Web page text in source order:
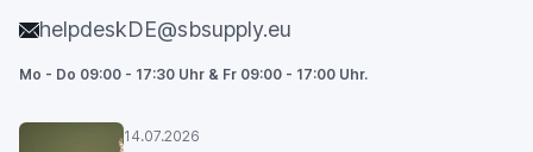
helpdeskDE@sbsupply.eu
Mo - Do 09:00 - 17:30 Uhr & Fr 09:00 - 17:00 Uhr.
14.07.2026